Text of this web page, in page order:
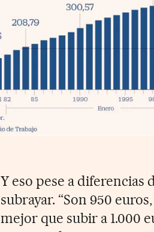
Y eso pese a
subrayar. “Son 950
mejor que subir a 1.000